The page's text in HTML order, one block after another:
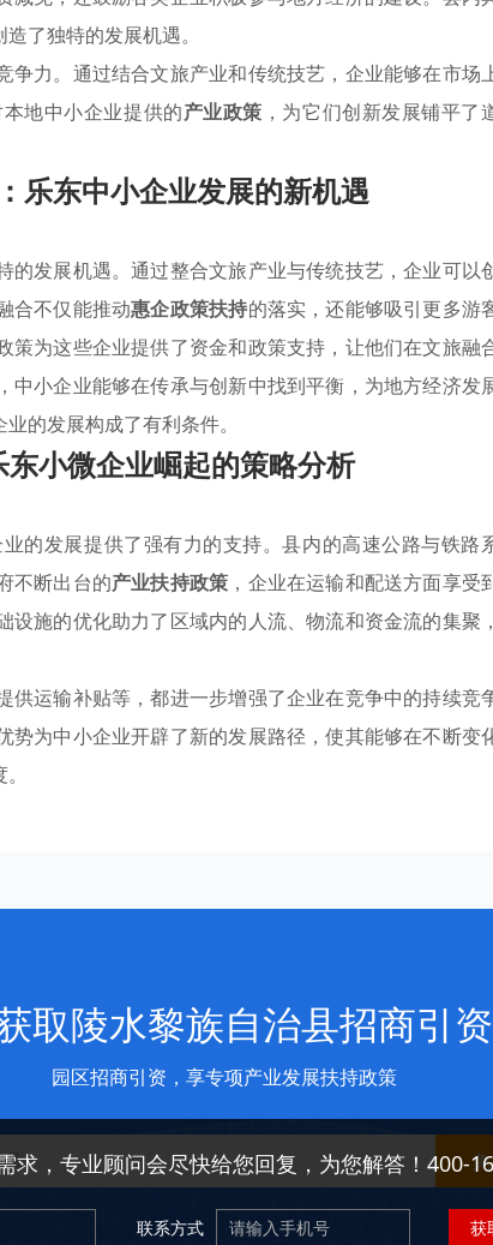
了独特的发展机遇。
力。通过结合文旅产业和传统技艺，企业能够在市场
地中小企业提供的产业政策 ，为它们创新发展铺平了
乐东中小企业发展的新机遇
的发展机遇。通过整合文旅产业与传统技艺，企业可以
合不仅能推动惠企政策扶持的落实，还能够吸引更多游
为这些企业提供了资金和政策支持，让他们在文旅融
小企业能够在传承与创新中找到平衡，为地方经济发
的发展构成了有利条件。
小微企业崛起的策略分析
的发展提供了强有力的支持。县内的高速公路与铁路
不断出台的产业扶持政策 ，企业在运输和配送方面享受
施的优化助力了区域内的人流、物流和资金流的集聚，
运输补贴等，都进一步增强了企业在竞争中的持续竞
为中小企业开辟了新的发展路径，使其能够在不断变
求，专业顾问会尽快给您回复，为您解答！400-
联系方式 获
取陵水黎族自治县招商引
园区招商引资，享专项产业发展扶持政策